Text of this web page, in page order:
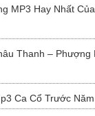
MP3 Hay Nhất
Thanh – Phượng
Ca Cổ Trước